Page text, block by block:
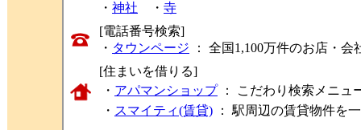
・ 神社 ・ 寺
[電話番号検索]
・ タウンページ ： 全国1,100万件のお店・
[住まいを借りる]
・ アパマンショップ： こだわり検索メニュ
・ スマイティ(賃貸) ： 駅周辺の賃貸物件を